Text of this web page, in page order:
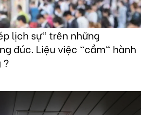
lịch sự" trên những
đúc. Liệu việc "cầm" hành
?